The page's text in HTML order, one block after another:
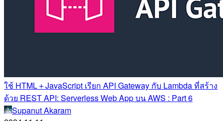
ใช้ HTML＋JavaScript เรียก API Gateway กับ Lambda ที่สร้าง
ด้วย REST API: Serverless Web App บน AWS : Part 6
Supanut Akaram